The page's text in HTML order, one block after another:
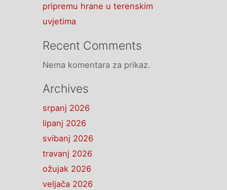
pripremu hrane u terenskim
uvjetima
Recent Comments
Nema komentara za prikaz.
Archives
srpanj 2026
lipanj 2026
svibanj 2026
travanj 2026
ožujak 2026
veljača 2026